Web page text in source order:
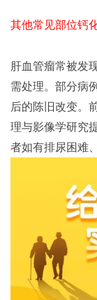
其他常见部位钙
肝血管瘤常被发
需处理。部分病
后的陈旧改变。
理与影像学研究
者如有排尿困难